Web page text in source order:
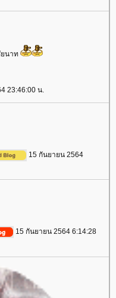
นาท
23:46:00 น.
15 กันยายน 2564
15 กันยายน 2564 6:14:28